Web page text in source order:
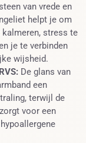
van vrede en
helpt je om
stress te
je te verbinden
wijsheid.
De glans van
een
terwijl de
voor een